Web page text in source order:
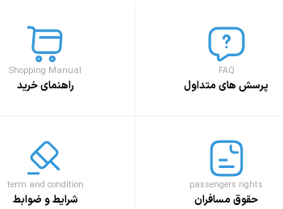
FAQ
پرسش های متداول
Shopping Manual
راهنمای خرید
passengers rights
حقوق مسافران
term and condition
شرایط و ضوابط